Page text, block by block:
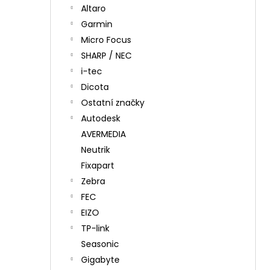
Altaro
Garmin
Micro Focus
SHARP / NEC
i-tec
Dicota
Ostatní značky
Autodesk
AVERMEDIA
Neutrik
Fixapart
Zebra
FEC
EIZO
TP-link
Seasonic
Gigabyte